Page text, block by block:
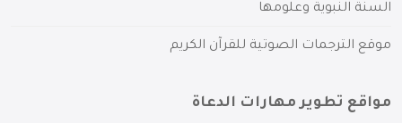
السنة النبوية وعلومها
موقع الترجمات الصوتية للقرآن الكريم
مواقع تطوير مهارات الدعاة